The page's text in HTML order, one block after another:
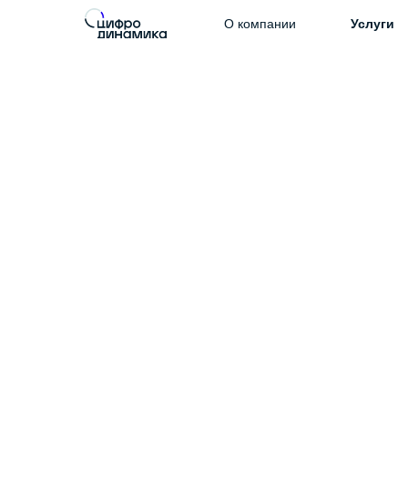
О компании Услуги